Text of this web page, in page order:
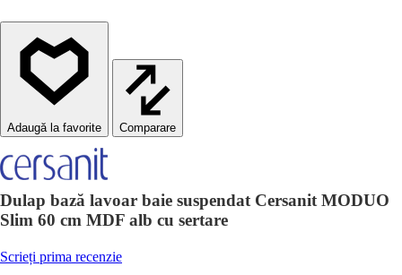
Comparare
Dulap bază lavoar baie suspendat Cersanit MODUO
Slim 60 cm MDF alb cu sertare
Scrieți prima recenzie